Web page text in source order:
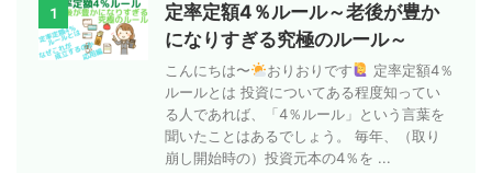
1
定率定額4％ルール～老後が豊か
になりすぎる究極のルール～
こんにちは〜 おりおりです
定率定額4％
ルールとは 投資についてある程度知ってい
る人であれば、「4％ルール」という言葉を
聞いたことはあるでしょう。 毎年、（取り
崩し開始時の）投資元本の4％を ...